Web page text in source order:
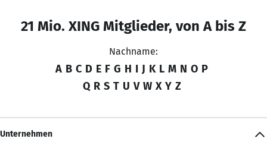
21 Mio. XING Mitglieder, von A bis Z
Nachname:
A B C D E F G H I J K L M N O P
Q R S T U V W X Y Z
Unternehmen